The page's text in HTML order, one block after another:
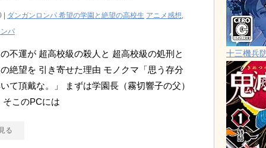
| ダンガンロンパ 希望の学園と絶望の高校生 アニメ感想,
パ
不運が 超高校級の殺人と 超高校級の処刑と
絶望を 引き寄せた理由 モノクマ「思う存分
て頂戴な。」 まずは学園長（霧切響子の父）
そこのPCには
る
十三機兵